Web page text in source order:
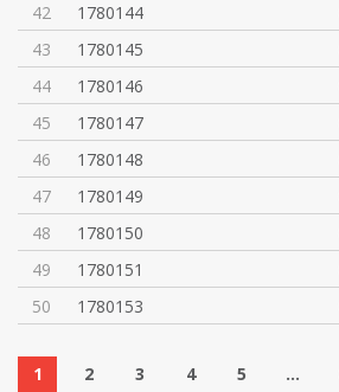
42
1780144
43
1780145
44
1780146
45
1780147
46
1780148
47
1780149
48
1780150
49
1780151
50
1780153
1 2 3 4 5 ...